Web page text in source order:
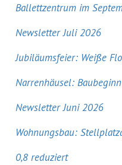
Ballettzentrum im
Newsletter Juli 2026
Jubiläumsfeier: Weiße
Narrenhäusel:
Newsletter Juni 2026
Wohnungsbau:
0,8 reduziert